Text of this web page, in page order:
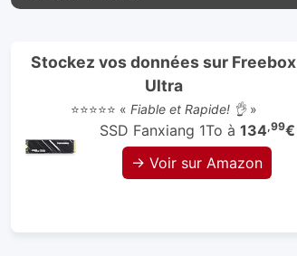
Stockez vos données sur Freebox
Ultra
⭐⭐⭐⭐⭐ « Fiable et Rapide! 👌»
SSD Fanxiang 1To à 134,99€
→ Voir sur Amazon